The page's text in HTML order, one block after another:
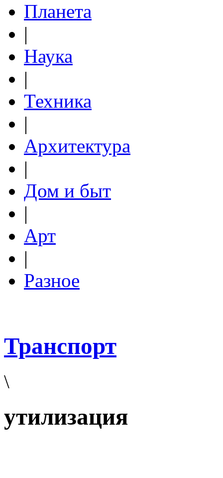
Планета
|
Наука
|
Техника
|
Архитектура
|
Дом и быт
|
Арт
|
Разное
Транспорт
\
утилизация